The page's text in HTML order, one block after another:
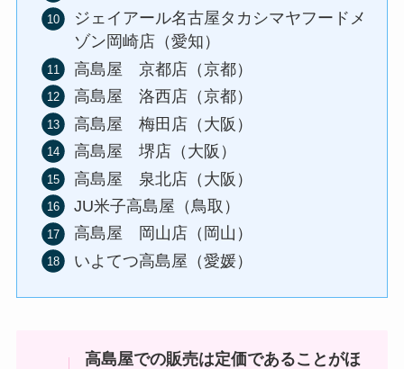
ジェイアール名古屋タカシマヤフードメ
ゾン岡崎店（愛知）
高島屋 京都店（京都）
高島屋 洛西店（京都）
高島屋 梅田店（大阪）
高島屋 堺店（大阪）
高島屋 泉北店（大阪）
JU米子高島屋（鳥取）
高島屋 岡山店（岡山）
いよてつ高島屋（愛媛）
高島屋での販売は定価であることがほ